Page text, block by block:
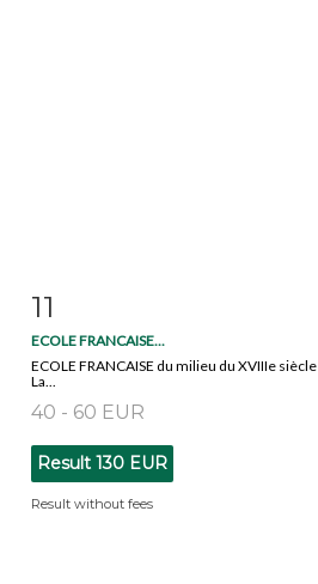
11
ECOLE FRANCAISE...
ECOLE FRANCAISE du milieu du XVIIIe siècle
La...
40 - 60 EUR
Result 130 EUR
Result without fees